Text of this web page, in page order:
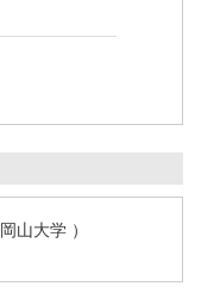
山大学 ）